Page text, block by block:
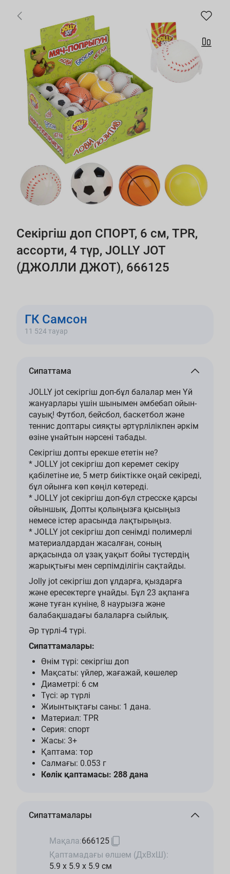
Секіргіш доп СПОРТ, 6 см, TPR,
ассорти, 4 түр, JOLLY JOT
(ДЖОЛЛИ ДЖОТ), 666125
ГК Самсон
11 524 тауар
Сипаттама
JOLLY jot секіргіш доп-бұл балалар мен Үй
жануарлары үшін шынымен әмбебап ойын-
сауық! Футбол, бейсбол, баскетбол және
теннис доптары сияқты әртүрлілікпен әркім
өзіне ұнайтын нәрсені табады.
Секіргіш допты ерекше ететін не?
* JOLLY jot секіргіш доп керемет секіру
қабілетіне ие, 5 метр биіктікке оңай секіреді,
бұл ойынға көп көңіл көтереді.
* JOLLY jot секіргіш доп-бұл стресске қарсы
ойыншық. Допты қолыңызға қысыңыз
немесе істер арасында лақтырыңыз.
* JOLLY jot секіргіш доп сенімді полимерлі
материалдардан жасалған, соның
арқасында ол ұзақ уақыт бойы түстердің
жарықтығы мен серпімділігін сақтайды.
Jolly jot секіргіш доп ұлдарға, қыздарға
және ересектерге ұнайды. Бұл 23 ақпанға
және туған күніне, 8 наурызға және
балабақшадағы балаларға сыйлық.
Әр түрлі-4 түрі.
Сипаттамалары:
Өнім түрі: секіргіш доп
Мақсаты: үйлер, жағажай, көшелер
Диаметрі: 6 см
Түсі: әр түрлі
Жиынтықтағы саны: 1 дана.
Материал: TPR
Серия: спорт
Жасы: 3+
Қаптама: тор
Салмағы: 0.053 г
Көлік қаптамасы: 288 дана
Сипаттамалары
Мақала:666125
Қаптамадағы өлшем (ДхВхШ):
5.9 x 5.9 x 5.9 см